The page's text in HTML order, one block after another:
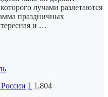
лучами разлетаются
праздничных
и …
1 1,804